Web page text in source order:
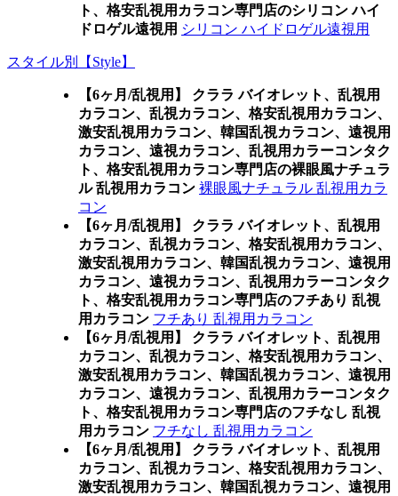
ト、格安乱視用カラコン専門店のシリコン ハイ
ドロゲル遠視用 シリコン ハイドロゲル遠視用
スタイル別【Style】
【6ヶ月/乱視用】 クララ バイオレット、乱視用
カラコン、乱視カラコン、格安乱視用カラコン、
激安乱視用カラコン、韓国乱視カラコン、遠視用
カラコン、遠視カラコン、乱視用カラーコンタク
ト、格安乱視用カラコン専門店の裸眼風ナチュラ
ル 乱視用カラコン 裸眼風ナチュラル 乱視用カラ
コン
【6ヶ月/乱視用】 クララ バイオレット、乱視用
カラコン、乱視カラコン、格安乱視用カラコン、
激安乱視用カラコン、韓国乱視カラコン、遠視用
カラコン、遠視カラコン、乱視用カラーコンタク
ト、格安乱視用カラコン専門店のフチあり 乱視
用カラコン フチあり 乱視用カラコン
【6ヶ月/乱視用】 クララ バイオレット、乱視用
カラコン、乱視カラコン、格安乱視用カラコン、
激安乱視用カラコン、韓国乱視カラコン、遠視用
カラコン、遠視カラコン、乱視用カラーコンタク
ト、格安乱視用カラコン専門店のフチなし 乱視
用カラコン フチなし 乱視用カラコン
【6ヶ月/乱視用】 クララ バイオレット、乱視用
カラコン、乱視カラコン、格安乱視用カラコン、
激安乱視用カラコン、韓国乱視カラコン、遠視用